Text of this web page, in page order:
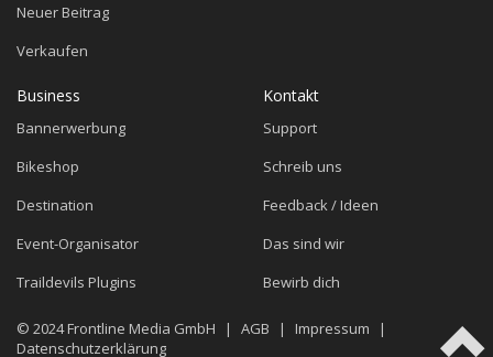
Neuer Beitrag
Verkaufen
Business
Bannerwerbung
Bikeshop
Destination
Event-Organisator
Traildevils Plugins
Kontakt
Support
Schreib uns
Feedback / Ideen
Das sind wir
Bewirb dich
© 2024Frontline Media GmbH | AGB | Impressum
|
Datenschutzerklärung